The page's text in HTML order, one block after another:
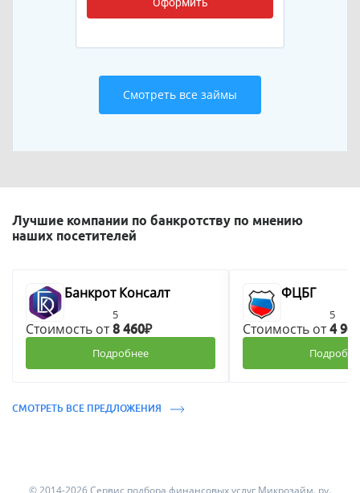
Смотреть все займы
Лучшие компании по банкротству по мнению
наших посетителей
Банкрот Консалт
5
Стоимость от8 460₽
Подробнее
ФЦБГ
5
Стоимость от4
СМОТРЕТЬ ВСЕ ПРЕДЛОЖЕНИЯ